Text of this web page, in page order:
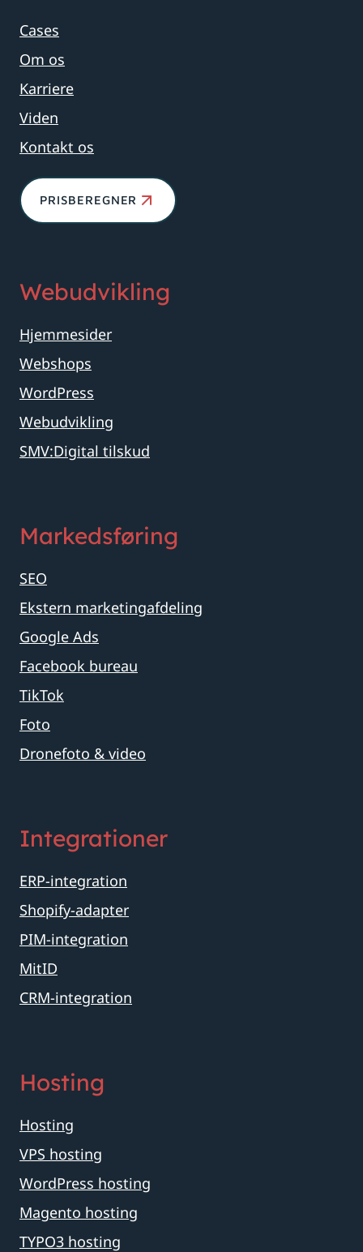
Cases
Om os
Karriere
Viden
Kontakt os
PRISBEREGNER
Webudvikling
Hjemmesider
Webshops
WordPress
Webudvikling
SMV:Digital tilskud
Markedsføring
SEO
Ekstern marketingafdeling
Google Ads
Facebook bureau
TikTok
Foto
Dronefoto & video
Integrationer
ERP-integration
Shopify-adapter
PIM-integration
MitID
CRM-integration
Hosting
Hosting
VPS hosting
WordPress hosting
Magento hosting
TYPO3 hosting